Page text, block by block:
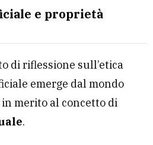
e proprietà
di riflessione sull’etica
emerge dal mondo
merito al concetto di
.